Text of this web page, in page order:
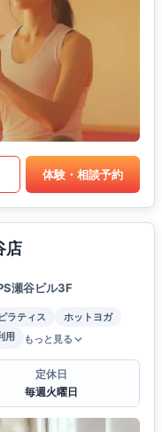
体験・相談予約
店
瀬谷ビル3F
ラティス
ホットヨガ
用 もっと見る
定休日
毎週火曜日